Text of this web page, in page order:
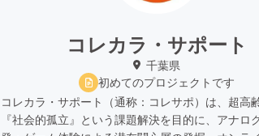
コレカラ・サポート
千葉県
初めてのプロジェクトです
コレカラ・サポート（通称：コレサポ）は、超高
『社会的孤立』という課題解決を目的に、アナロ